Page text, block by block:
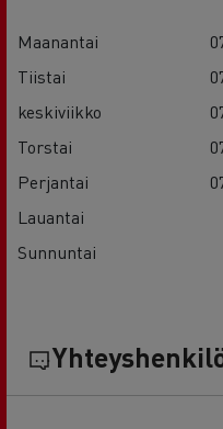
Maanantai
Tiistai
keskiviikko
Torstai
Perjantai
Lauantai
Sunnuntai